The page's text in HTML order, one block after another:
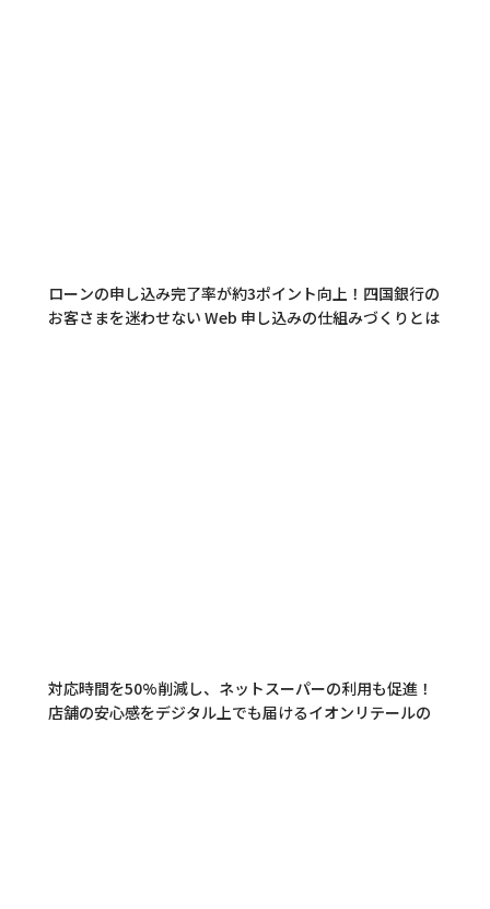
ローンの申し込み完了率が約3ポイント向上！四国銀行の
お客さまを迷わせない Web 申し込みの仕組みづくりとは
対応時間を50%削減し、ネットスーパーの利用も促進！
店舗の安心感をデジタル上でも届けるイオンリテールの